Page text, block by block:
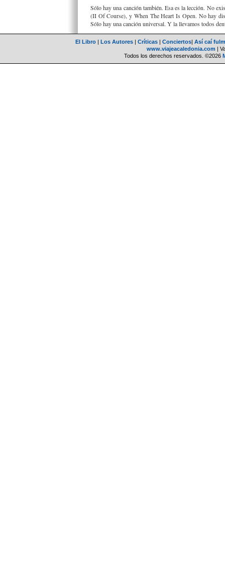
Sólo hay una canción también. Esa es la lección. No
(II Of Course), y When The Heart Is Open. No hay
Sólo hay una canción universal. Y la llevamos todos
El Libro | Los Autores | Críticas | Conciertos| Así caí
www.viajeacaledonia.com |
Todos los derechos reservados. ©2026